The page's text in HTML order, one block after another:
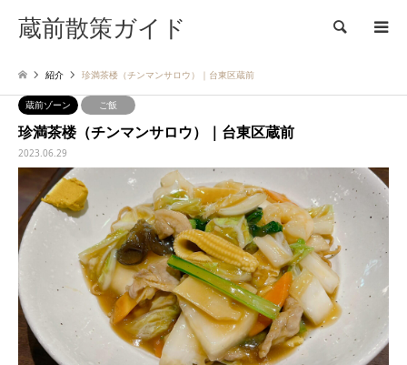
蔵前散策ガイド 検索
紹介 珍満茶楼（チンマンサロウ）｜台東区蔵前
蔵前ゾーン ご飯
珍満茶楼（チンマンサロウ）｜台東区蔵前
2023.06.29